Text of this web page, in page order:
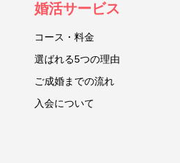
婚活サービス
コース・料金
選ばれる5つの理由
ご成婚までの流れ
入会について